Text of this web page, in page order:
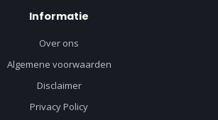
Informatie
Over ons
Algemene voorwaarden
Disclaimer
Privacy Policy